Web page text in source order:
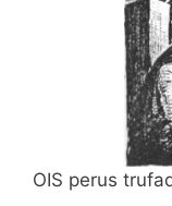
OIS perus